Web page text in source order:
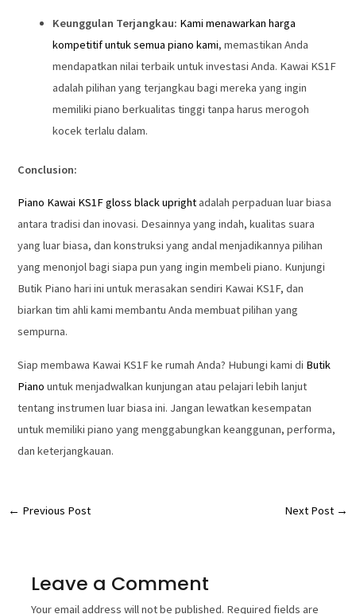
Keunggulan Terjangkau: Kami menawarkan harga
kompetitif untuk semua piano kami, memastikan Anda
mendapatkan nilai terbaik untuk investasi Anda. Kawai KS1F
adalah pilihan yang terjangkau bagi mereka yang ingin
memiliki piano berkualitas tinggi tanpa harus merogoh
kocek terlalu dalam.
Conclusion:
Piano Kawai KS1F gloss black uprightadalah perpaduan luar biasa
antara tradisi dan inovasi. Desainnya yang indah, kualitas suara
yang luar biasa, dan konstruksi yang andal menjadikannya pilihan
yang menonjol bagi siapa pun yang ingin membeli piano. Kunjungi
Butik Piano hari ini untuk merasakan sendiri Kawai KS1F, dan
biarkan tim ahli kami membantu Anda membuat pilihan yang
sempurna.
Siap membawa Kawai KS1F ke rumah Anda? Hubungi kami di Butik
Piano untuk menjadwalkan kunjungan atau pelajari lebih lanjut
tentang instrumen luar biasa ini. Jangan lewatkan kesempatan
untuk memiliki piano yang menggabungkan keanggunan, performa,
dan keterjangkauan.
← Previous Post Next Post →
Leave a Comment
Your email address will not be published. Required fields are